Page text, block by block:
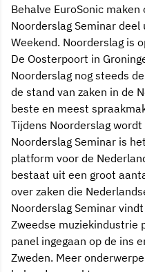
Behalve EuroSonic
Noorderslag Seminar
Weekend. Noorderslag is
De Oosterpoort in
Noorderslag nog steeds
de stand van zaken in de
beste en meest
Tijdens Noorderslag
Noorderslag Seminar is
platform voor de
bestaat uit een groot
over zaken die
Noorderslag Seminar
Zweedse muziekindustrie
panel ingegaan op de ins
Zweden. Meer